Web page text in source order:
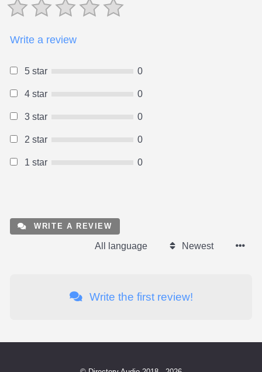
Write a review
5 star 0
4 star 0
3 star 0
2 star 0
1 star 0
WRITE A REVIEW
All language Newest
Write the first review!